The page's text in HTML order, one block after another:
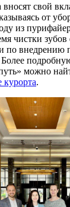
свой
от
из
чистки
по внедрению
Более
можно
курорта.